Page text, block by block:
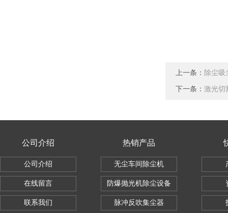
上一条： 除尘吸
下一条： 激光切
公司介绍
公司介绍
在线留言
联系我们
热销产品
无尘车间除尘机
防爆抛光机除尘设备
脉冲反吹集尘器